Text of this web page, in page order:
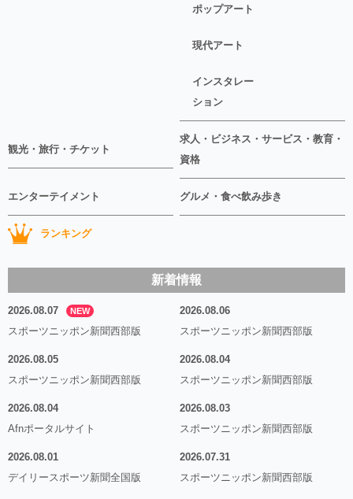
ポップアート
現代アート
インスタレー
ション
観光・旅行・チケット
求人・ビジネス・サービス・教育・
資格
エンターテイメント グルメ・食べ飲み歩き
ランキング
新着情報
2026.08.07 NEW
スポーツニッポン新聞西部版
2026.08.06
スポーツニッポン新聞西部版
2026.08.05
スポーツニッポン新聞西部版
2026.08.04
スポーツニッポン新聞西部版
2026.08.04
Afnポータルサイト
2026.08.03
スポーツニッポン新聞西部版
2026.08.01
デイリースポーツ新聞全国版
2026.07.31
スポーツニッポン新聞西部版